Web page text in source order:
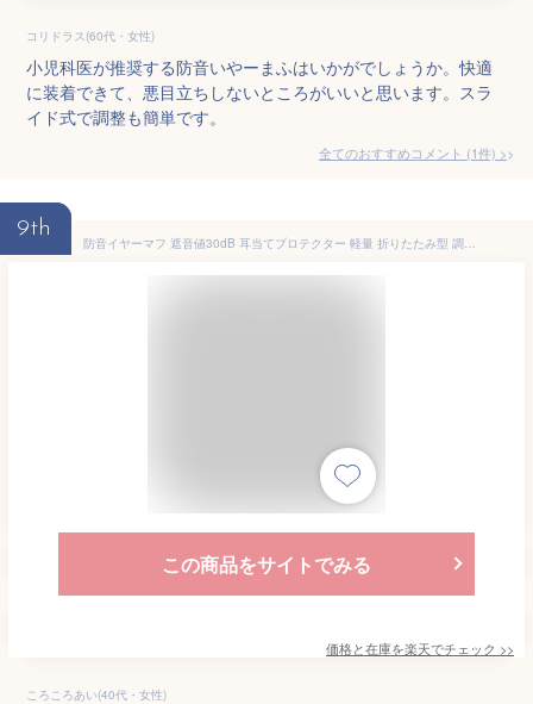
コリドラス(60代・女性)
小児科医が推奨する防音いやーまふはいかがでしょうか。快適
に装着できて、悪目立ちしないところがいいと思います。スラ
イド式で調整も簡単です。
全てのおすすめコメント (1件) >
9th
防音イヤーマフ 遮音値30dB 耳当てプロテクター 軽量 折りたたみ型 調整可能 子供用 睡眠・勉強・自閉症・騒音対策・聴覚過敏緩め等様々な用途に
この商品をサイトでみる
価格と在庫を楽天でチェック >>
ころころあい(40代・女性)